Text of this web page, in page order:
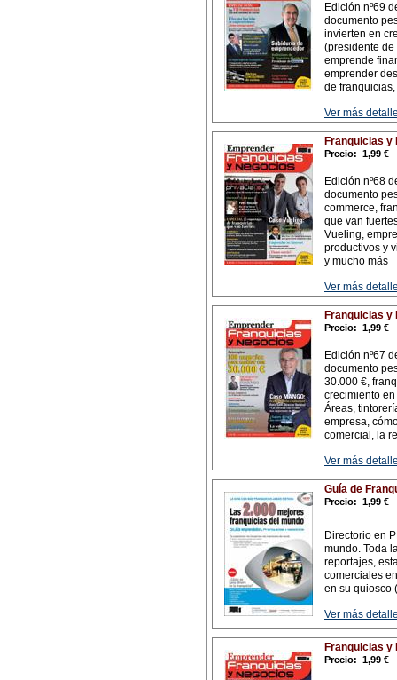
Edición nº69
documento
invierten en
(presidente de
emprende
emprender
de
Ver más
Franquicias y
Precio: 1,99 €
Edición nº68
documento
commerce,
que van
Vueling,
productivos y
y mucho más
Ver más
Franquicias y
Precio: 1,99 €
Edición nº67
documento
30.000 €,
crecimiento
Áreas,
empresa,
comercial, la
Ver más
Guía de
Precio: 1,99 €
Directorio en
mundo. Toda
reportajes,
comerciales
en su quiosco
Ver más
Franquicias y
Precio: 1,99 €